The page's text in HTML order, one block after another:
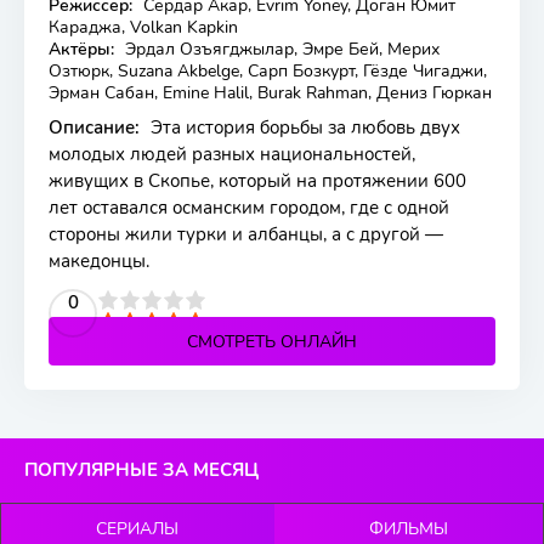
Режиссер: Сердар Акар, Evrim Yöney, Доган Юмит
Караджа, Volkan Kapkin
Актёры: Эрдал Озъягджылар, Эмре Бей, Мерих
Озтюрк, Suzana Akbelge, Сарп Бозкурт, Гёзде Чигаджи,
Эрман Сабан, Emine Halil, Burak Rahman, Дениз Гюркан
Описание: Эта история борьбы за любовь двух
молодых людей разных национальностей,
живущих в Скопье, который на протяжении 600
лет оставался османским городом, где с одной
стороны жили турки и албанцы, а с другой —
македонцы.
0
4 5
СМОТРЕТЬ ОНЛАЙН
ПОПУЛЯРНЫЕ ЗА МЕСЯЦ
СЕРИАЛЫ ФИЛЬМЫ